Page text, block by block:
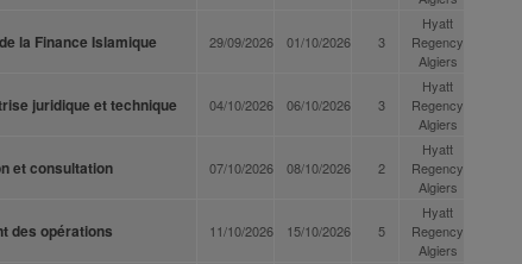
la Finance Islamique 29/09/2026 01/10/2026 3
Hyatt
Regency
Algiers
juridique et technique 04/10/2026 06/10/2026 3
Hyatt
Regency
Algiers
et consultation 07/10/2026 08/10/2026 2
Hyatt
Regency
Algiers
des opérations 11/10/2026 15/10/2026 5
Hyatt
Regency
Algiers